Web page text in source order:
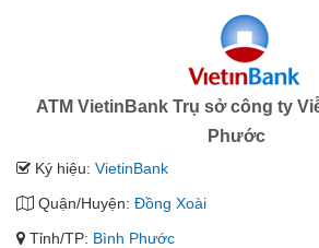
ATM VietinBank Trụ sở công ty
Phước
Ký hiệu: VietinBank
Quận/Huyện: Đồng Xoài
Tỉnh/TP: Bình Phước